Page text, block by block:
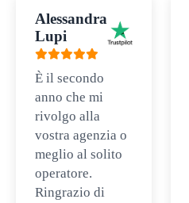
Alessandra
Lupi
È il secondo
anno che mi
rivolgo alla
vostra agenzia o
meglio al solito
operatore.
Ringrazio di